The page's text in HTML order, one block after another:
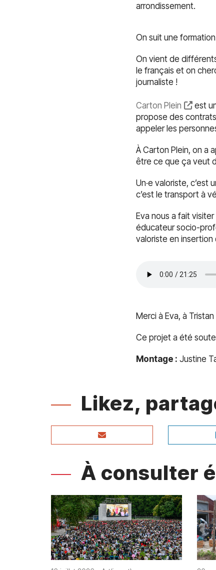
arrondissement.
On suit une formation
On vient de
le français et on
journaliste !
Carton Plein
est
propose des
appeler les
À Carton Plein, on a
être ce que ça veut
Un·e valoriste, c’est
c’est le transport à
Eva nous a fait
éducateur socio-
valoriste en insertion
Merci à Eva, à
Ce projet a été
Montage : Justine
Likez,
À consulter